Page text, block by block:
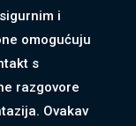
i
omogućuju
s
razgovore
Ovakav